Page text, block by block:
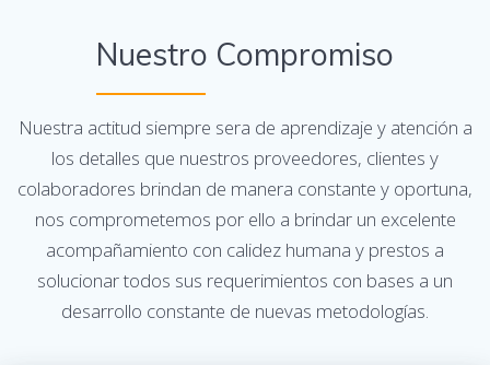
Nuestro Compromiso
Nuestra actitud siempre sera de aprendizaje y atención a
los detalles que nuestros proveedores, clientes y
colaboradores brindan de manera constante y oportuna,
nos comprometemos por ello a brindar un excelente
acompañamiento con calidez humana y prestos a
solucionar todos sus requerimientos con bases a un
desarrollo constante de nuevas metodologías.